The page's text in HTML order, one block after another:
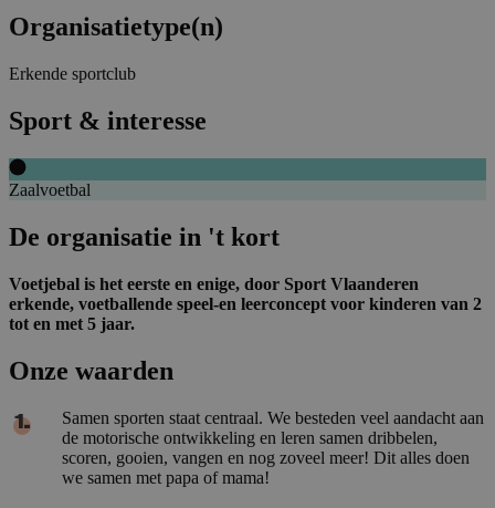
Organisatietype(n)
Erkende sportclub
Sport & interesse
Zaalvoetbal
De organisatie in 't kort
Voetjebal is het eerste en enige, door Sport Vlaanderen
erkende, voetballende speel-en leerconcept voor kinderen van 2
tot en met 5 jaar.
Onze waarden
Samen sporten staat centraal. We besteden veel aandacht aan
de motorische ontwikkeling en leren samen dribbelen,
scoren, gooien, vangen en nog zoveel meer! Dit alles doen
we samen met papa of mama!